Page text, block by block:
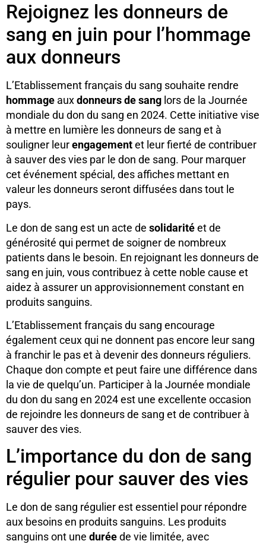
Rejoignez les donneurs de
sang en juin pour l’hommage
aux donneurs
L’Etablissement français du sang souhaite rendre
hommage auxdonneurs de sang lors de la Journée
mondiale du don du sang en 2024. Cette initiative vise
à mettre en lumière les donneurs de sang et à
souligner leurengagementet leur fierté de contribuer
à sauver des vies par le don de sang. Pour marquer
cet événement spécial, des affiches mettant en
valeur les donneurs seront diffusées dans tout le
pays.
Le don de sang est un acte de solidaritéet de
générosité qui permet de soigner de nombreux
patients dans le besoin. En rejoignant les donneurs de
sang en juin, vous contribuez à cette noble cause et
aidez à assurer un approvisionnement constant en
produits sanguins.
L’Etablissement français du sang encourage
également ceux qui ne donnent pas encore leur sang
à franchir le pas et à devenir des donneurs réguliers.
Chaque don compte et peut faire une différence dans
la vie de quelqu’un. Participer à la Journée mondiale
du don du sang en 2024 est une excellente occasion
de rejoindre les donneurs de sang et de contribuer à
sauver des vies.
L’importance du don de sang
régulier pour sauver des vies
Le don de sang régulier est essentiel pour répondre
aux besoins en produits sanguins. Les produits
sanguins ont une duréede vie limitée, avec